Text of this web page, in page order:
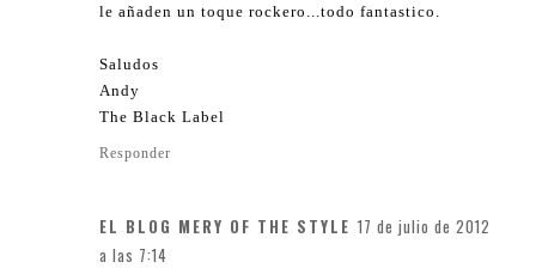
le añaden un toque rockero...todo fantastico.
Saludos
Andy
The Black Label
Responder
EL BLOG MERY OF THE STYLE 17 de julio de 2012
a las 7:14